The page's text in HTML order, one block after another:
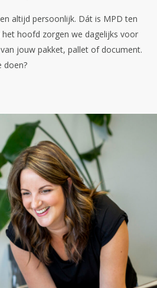
altijd persoonlijk. Dát is MPD ten
hoofd zorgen we dagelijks voor
jouw pakket, pallet of document.
doen?